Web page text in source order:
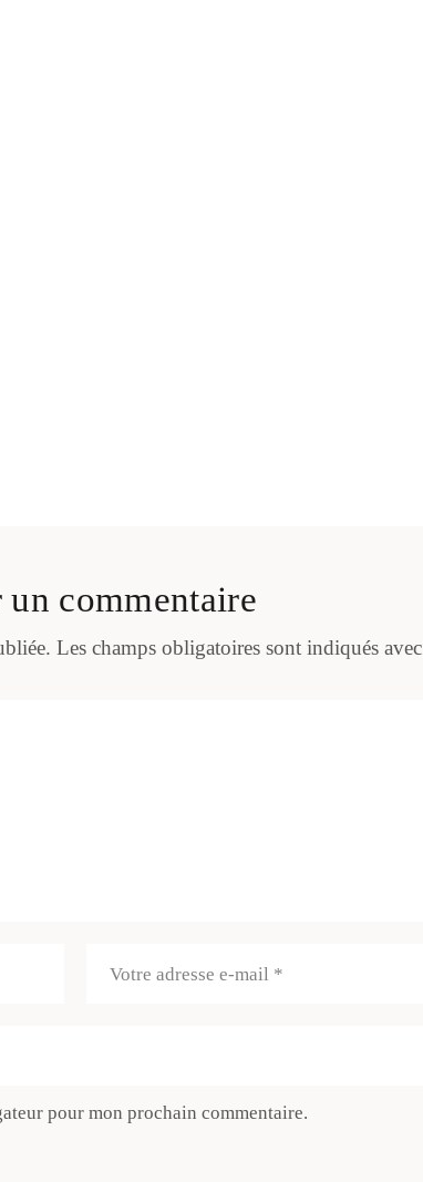
un commentaire
Les champs obligatoires sont indiqués avec
pour mon prochain commentaire.